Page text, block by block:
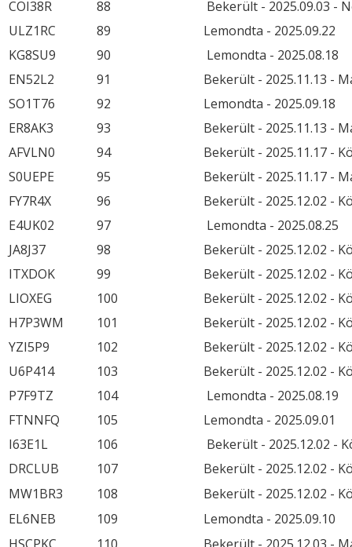
COI38R 88
Bekerült - 2025.09.03 -
ULZ1RC
89
Lemondta - 2025.09.22
KG8SU9
90
Lemondta - 2025.08.18
EN52L2
91
Bekerült - 2025.11.13 -
SO1T76
92
Lemondta - 2025.09.18
ER8AK3
93
Bekerült - 2025.11.13 -
AFVLN0
94
Bekerült - 2025.11.17 -
S0UEPE
95
Bekerült - 2025.11.17 -
FY7R4X
96
Bekerült - 2025.12.02 -
E4UK02
97
Lemondta - 2025.08.25
JA8J37
98
Bekerült - 2025.12.02 -
ITXDOK
99
Bekerült - 2025.12.02 -
LIOXEG
100
Bekerült - 2025.12.02 -
H7P3WM
101
Bekerült - 2025.12.02 -
YZI5P9
102
Bekerült - 2025.12.02 -
U6P414
103
Bekerült - 2025.12.02 -
P7F9TZ
104
Lemondta - 2025.08.19
FTNNFQ
105
Lemondta - 2025.09.01
I63E1L
106
Bekerült - 2025.12.02 -
DRCLUB
107
Bekerült - 2025.12.02 -
MW1BR3
108
Bekerült - 2025.12.02 -
EL6NEB
109
Lemondta - 2025.09.10